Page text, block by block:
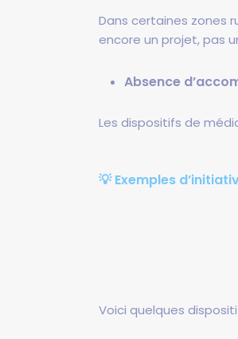
Dans certaines zones
encore un projet, pas
Absence
Les dispositifs de
💡 Exemples
Voici quelques